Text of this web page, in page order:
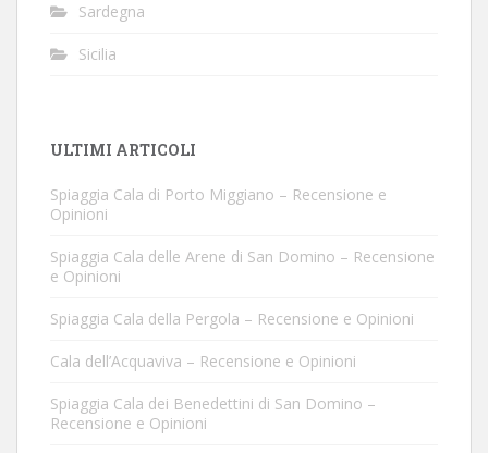
Sardegna
Sicilia
ULTIMI ARTICOLI
Spiaggia Cala di Porto Miggiano – Recensione e
Opinioni
Spiaggia Cala delle Arene di San Domino – Recensione
e Opinioni
Spiaggia Cala della Pergola – Recensione e Opinioni
Cala dell’Acquaviva – Recensione e Opinioni
Spiaggia Cala dei Benedettini di San Domino –
Recensione e Opinioni